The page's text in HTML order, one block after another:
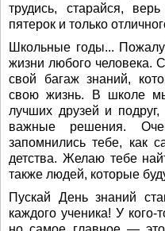
трудись, старайся,
пятерок и только
Школьные годы...
жизни любого человека.
свой багаж знаний,
свою жизнь. В школе
лучших друзей и
важные решения.
запомнились тебе, как
детства. Желаю тебе
также людей, которые
Пускай День знаний
каждого ученика! У